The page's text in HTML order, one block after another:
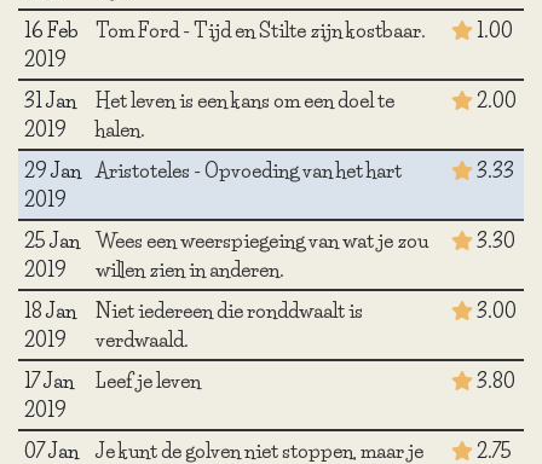
16 Feb
2019
Tom Ford - Tijd en Stilte zijn kostbaar. 1.00
31 Jan
2019
Het leven is een kans om een doel te
halen.
2.00
29 Jan
2019
Aristoteles - Opvoeding van het hart 3.33
25 Jan
2019
Wees een weerspiegeing van wat je zou
willen zien in anderen.
3.30
18 Jan
2019
Niet iedereen die ronddwaalt is
verdwaald.
3.00
17 Jan
2019
Leef je leven 3.80
07 Jan
Je kunt de golven niet stoppen, maar je
2.75